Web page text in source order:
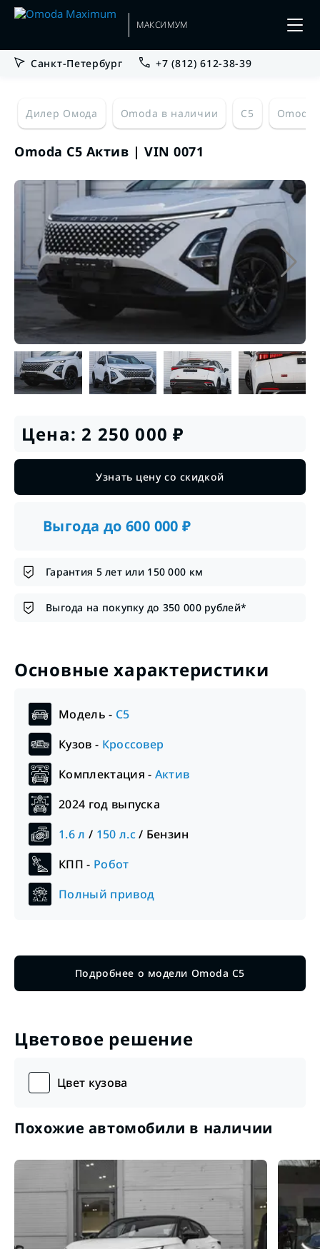
МАКСИМУМ
Санкт-Петербург +7 (812) 612-38-39
Дилер Омода Omoda в наличии C5 Omoda
Omoda C5 Актив | VIN 0071
Цена: 2 250 000 ₽
Узнать цену со скидкой
Выгода до600 000 ₽
Гарантия 5 лет или 150 000 км
Выгода на покупку до 350 000 рублей*
Основные характеристики
Модель - C5
Кузов - Кроссовер
Комплектация - Актив
2024 год выпуска
1.6л / 150 л.с/ Бензин
КПП - Робот
Полный привод
Подробнее о модели Omoda C5
Цветовое решение
Цвет кузова
Похожие автомобили в наличии